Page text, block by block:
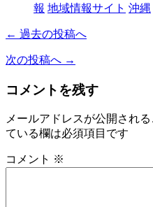
報 地域情報サイト 沖縄
← 過去の投稿へ
次の投稿へ →
コメントを残す
メールアドレスが公開される
ている欄は必須項目です
コメント ※